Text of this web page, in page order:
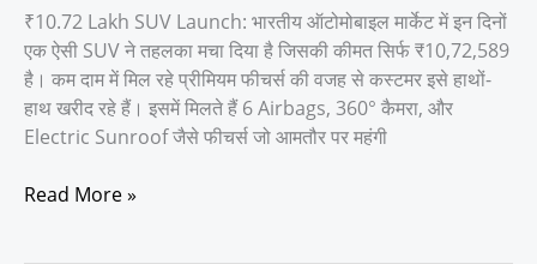
₹10.72 Lakh SUV Launch: भारतीय ऑटोमोबाइल मार्केट में इन दिनों
एक ऐसी SUV ने तहलका मचा दिया है जिसकी कीमत सिर्फ ₹10,72,589
है। कम दाम में मिल रहे प्रीमियम फीचर्स की वजह से कस्टमर इसे हाथों-
हाथ खरीद रहे हैं। इसमें मिलते हैं 6 Airbags, 360° कैमरा, और
Electric Sunroof जैसे फीचर्स जो आमतौर पर महंगी
Read More »